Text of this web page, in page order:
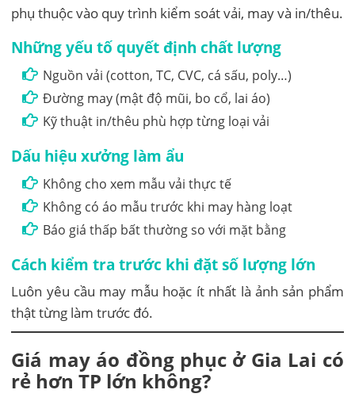
phụ thuộc vào quy trình kiểm soát vải, may và in/thêu.
Những yếu tố quyết định chất lượng
Nguồn vải (cotton, TC, CVC, cá sấu, poly…)
Đường may (mật độ mũi, bo cổ, lai áo)
Kỹ thuật in/thêu phù hợp từng loại vải
Dấu hiệu xưởng làm ẩu
Không cho xem mẫu vải thực tế
Không có áo mẫu trước khi may hàng loạt
Báo giá thấp bất thường so với mặt bằng
Cách kiểm tra trước khi đặt số lượng lớn
Luôn yêu cầu may mẫu hoặc ít nhất là ảnh sản phẩm
thật từng làm trước đó.
Giá may áo đồng phục ở Gia Lai có
rẻ hơn TP lớn không?